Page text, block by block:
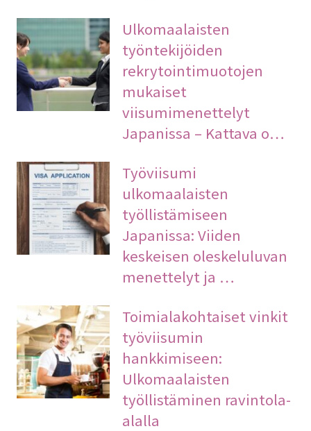
Ulkomaalaisten
työntekijöiden
rekrytointimuotojen
mukaiset
viisumimenettelyt
Japanissa – Kattava o…
Työviisumi
ulkomaalaisten
työllistämiseen
Japanissa: Viiden
keskeisen oleskeluluvan
menettelyt ja …
Toimialakohtaiset vinkit
työviisumin
hankkimiseen:
Ulkomaalaisten
työllistäminen ravintola-
alalla